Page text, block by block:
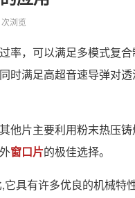
浏览
率，可以满足多模式复
时满足高超音速导弹对
他片主要利用粉末热压
窗口片的极佳选择。
具有许多优良的机械特